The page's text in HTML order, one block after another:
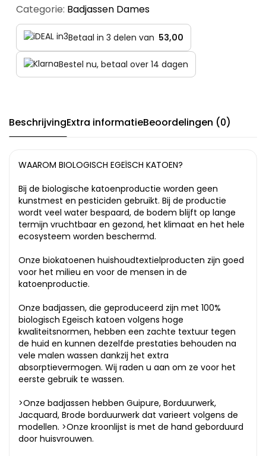
Categorie: Badjassen Dames
Betaal in 3 delen van 53,00
Bestel nu, betaal over 14 dagen
BeschrijvingExtra informatieBeoordelingen (0)
WAAROM BIOLOGISCH EGEÏSCH KATOEN?
Bij de biologische katoenproductie worden geen
kunstmest en pesticiden gebruikt. Bij de productie
wordt veel water bespaard, de bodem blijft op lange
termijn vruchtbaar en gezond, het klimaat en het hele
ecosysteem worden beschermd.
Onze biokatoenen huishoudtextielproducten zijn goed
voor het milieu en voor de mensen in de
katoenproductie.
Onze badjassen, die geproduceerd zijn met 100%
biologisch Egeïsch katoen volgens hoge
kwaliteitsnormen, hebben een zachte textuur tegen
de huid en kunnen dezelfde prestaties behouden na
vele malen wassen dankzij het extra
absorptievermogen. Wij raden u aan om ze voor het
eerste gebruik te wassen.
>Onze badjassen hebben Guipure, Borduurwerk,
Jacquard, Brode borduurwerk dat varieert volgens de
modellen. >Onze kroonlijst is met de hand geborduurd
door huisvrouwen.